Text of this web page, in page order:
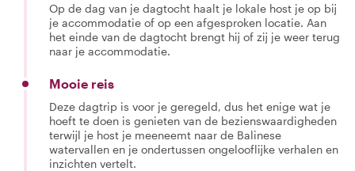
Op de dag van je dagtocht haalt je lokale host je op bij
je accommodatie of op een afgesproken locatie. Aan
het einde van de dagtocht brengt hij of zij je weer terug
naar je accommodatie.
Mooie reis
Deze dagtrip is voor je geregeld, dus het enige wat je
hoeft te doen is genieten van de bezienswaardigheden
terwijl je host je meeneemt naar de Balinese
watervallen en je ondertussen ongelooflijke verhalen en
inzichten vertelt.